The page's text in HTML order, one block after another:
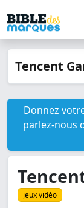
Tencent
Donnez
parlez-nous
jeux vidéo